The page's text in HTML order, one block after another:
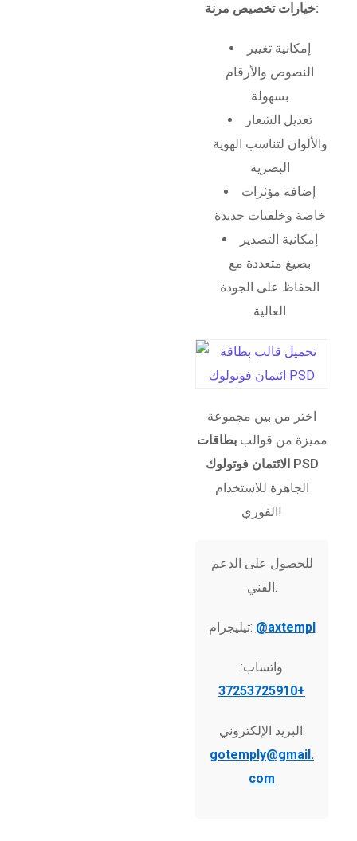
خيارات تخصيص مرنة:
إمكانية تغيير
النصوص والأرقام
بسهولة
تعديل الشعار
والألوان لتناسب الهوية
البصرية
إضافة مؤثرات
خاصة وخلفيات جديدة
إمكانية التصدير
بصيغ متعددة مع
الحفاظ على الجودة
العالية
اختر من بين مجموعة
مميزة من قوالببطاقات
الائتمان فوتولوك PSD
الجاهزة للاستخدام
الفوري!
للحصول على الدعم
الفني:
تيليجرام: @axtempl
واتساب:
+37253725910
البريد الإلكتروني:
gotemply@gmail.
com